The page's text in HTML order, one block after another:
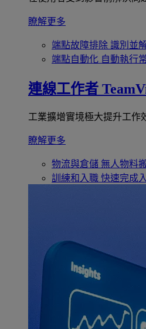
瞭解更多
端點故障排除 識別並
端點自動化 自動執行
連線工作者
工業擴增實境極大提升工作
瞭解更多
物流與倉儲 無人物料
訓練和入職 快速完成